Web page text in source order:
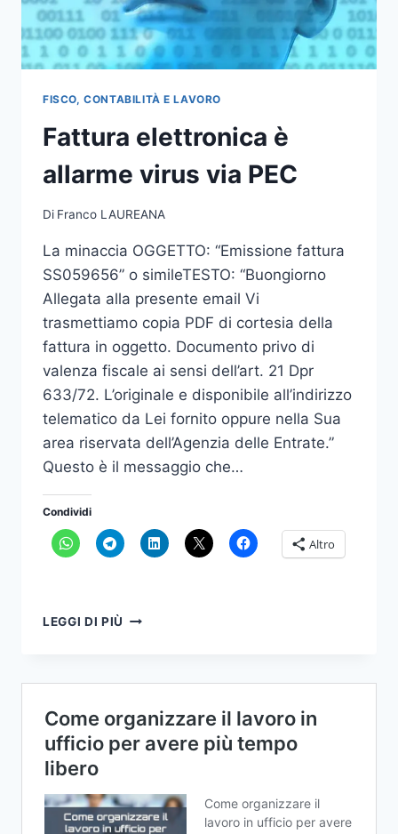
FISCO, CONTABILITÀ E LAVORO
Fattura elettronica è
allarme virus via PEC
Di Franco LAUREANA
La minaccia OGGETTO: “Emissione fattura
SS059656” o simileTESTO: “Buongiorno
Allegata alla presente email Vi
trasmettiamo copia PDF di cortesia della
fattura in oggetto. Documento privo di
valenza fiscale ai sensi dell’art. 21 Dpr
633/72. L’originale e disponibile all’indirizzo
telematico da Lei fornito oppure nella Sua
area riservata dell’Agenzia delle Entrate.”
Questo è il messaggio che…
Condividi
Altro
LEGGI DI PIÙ FATTURA
PEC